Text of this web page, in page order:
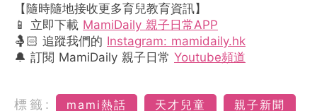
【隨時隨地接收更多育兒教育資訊】
📱 立即下載 MamiDaily 親子日常APP
🤱🏻 追蹤我們的 Instagram: mamidaily.hk
🔔 訂閱 MamiDaily 親子日常 Youtube頻道
標籤: mami熱話 天才兒童
親子新聞